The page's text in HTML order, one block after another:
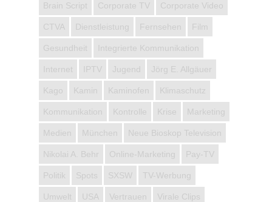
Brain Script Corporate TV Corporate Video
CTVA Dienstleistung Fernsehen Film
Gesundheit Integrierte Kommunikation
Internet IPTV Jugend Jörg E. Allgäuer
Kago Kamin Kaminofen Klimaschutz
Kommunikation Kontrolle Krise Marketing
Medien München Neue Bioskop Television
Nikolai A. Behr Online-Marketing Pay-TV
Politik Spots SXSW TV-Werbung
Umwelt USA Vertrauen Virale Clips